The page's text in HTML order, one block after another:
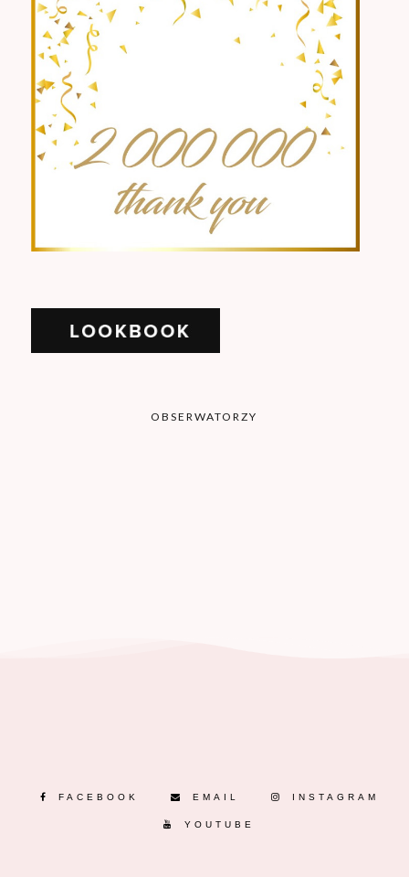
OBSERWATORZY
FACEBOOK EMAIL INSTAGRAM
YOUTUBE